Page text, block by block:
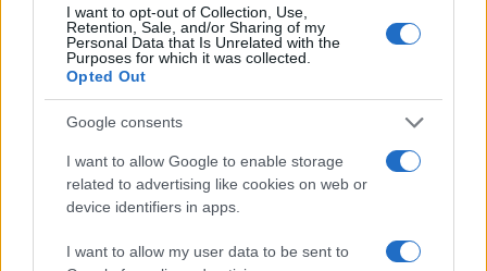
I want to opt-out of Collection, Use,
Retention, Sale, and/or Sharing of my
Personal Data that Is Unrelated with the
Purposes for which it was collected.
Opted Out
Google consents
I want to allow Google to enable storage
related to advertising like cookies on web or
device identifiers in apps.
I want to allow my user data to be sent to
Salmo finisce in ospedale a Catania, ma il tour
va avanti: “Sicilia, ci sono”
Jovanotti, Gabry Ponte e Alfa: Olbia ombelico del
mondo per una notte
Giorgia Meloni a La Maddalena, la vicesindaco: